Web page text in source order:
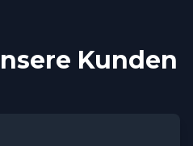
Kunden